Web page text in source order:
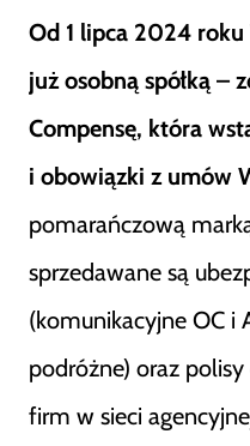
Od 1 lipca 2024 roku
już osobną spółką –
Compensę, która
i obowiązki z umów
pomarańczową
sprzedawane są
(komunikacyjne OC i
podróżne) oraz
firm w sieci